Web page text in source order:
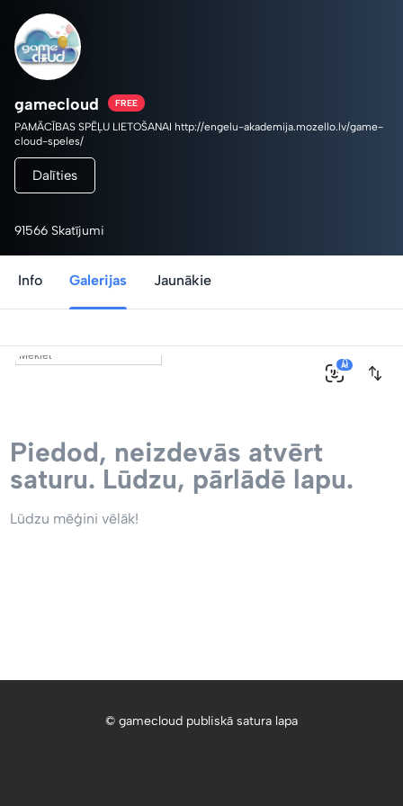
gamecloud FREE
PAMĀCĪBAS SPĒĻU LIETOŠANAI http://engelu-akademija.mozello.lv/game-
cloud-speles/
Dalīties
91566 Skatījumi
Info Galerijas Jaunākie
0
AI
Piedod, neizdevās atvērt
saturu. Lūdzu, pārlādē lapu.
Lūdzu mēģini vēlāk!
© gamecloud publiskā satura lapa